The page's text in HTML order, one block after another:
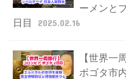
ーメンと
日目
2025.02.16
【世界一
ボゴタ市